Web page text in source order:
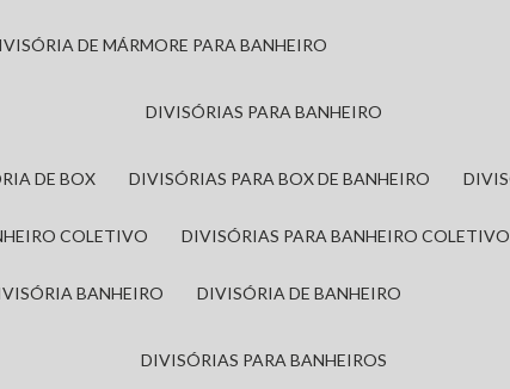
DIVISÓRIA DE MÁRMORE PARA BANHEIRO
DIVISÓRIAS PARA BANHEIRO
DE BOX DIVISÓRIAS PARA BOX DE BANHEIRO
COLETIVO DIVISÓRIAS PARA BANHEIRO COLETIVO
BANHEIRO DIVISÓRIA DE BANHEIRO
DIVISÓRIAS PARA BANHEIROS